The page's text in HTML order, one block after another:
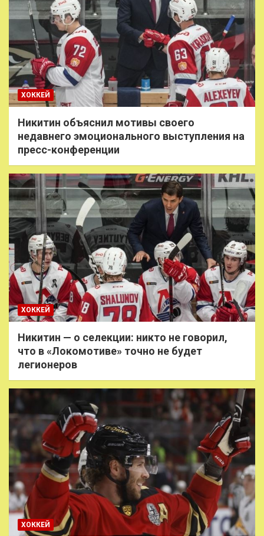
ХОККЕЙ
Никитин объяснил мотивы своего
недавнего эмоционального выступления на
пресс-конференции
ХОККЕЙ
Никитин — о селекции: никто не говорил,
что в «Локомотиве» точно не будет
легионеров
ХОККЕЙ